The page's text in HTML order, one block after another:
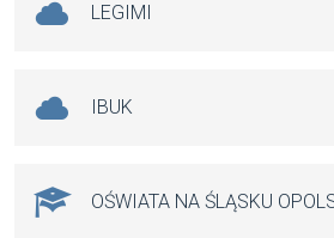
LEGIMI
IBUK
OŚWIATA NA ŚLĄSKU